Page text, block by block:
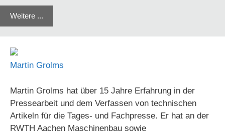
Weitere ...
Martin Grolms
Martin Grolms hat über 15 Jahre Erfahrung in der
Pressearbeit und dem Verfassen von technischen
Artikeln für die Tages- und Fachpresse. Er hat an der
RWTH Aachen Maschinenbau sowie